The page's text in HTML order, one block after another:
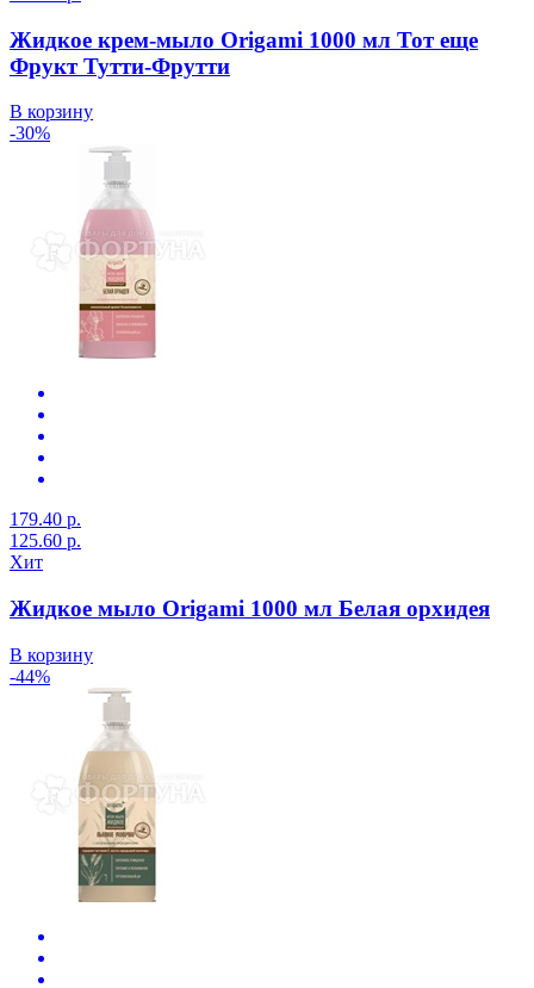
Жидкое крем-мыло Origami 1000 мл Тот еще
Фрукт Тутти-Фрутти
В корзину
-30%
179.40 р.
125.60 р.
Хит
Жидкое мыло Origami 1000 мл Белая орхидея
В корзину
-44%